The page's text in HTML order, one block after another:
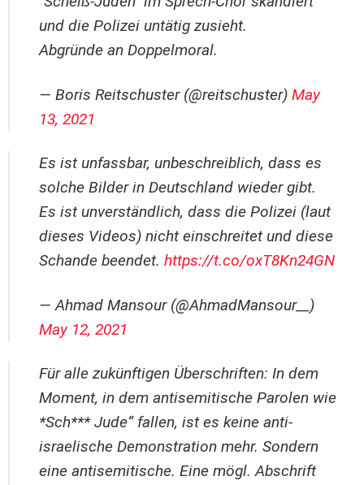
und die Polizei untätig zusieht.
Abgründe an Doppelmoral.
— Boris Reitschuster (@reitschuster) May
13, 2021
Es ist unfassbar, unbeschreiblich, dass es
solche Bilder in Deutschland wieder gibt.
Es ist unverständlich, dass die Polizei (laut
dieses Videos) nicht einschreitet und diese
Schande beendet. https://t.co/oxT8Kn24GN
— Ahmad Mansour (@AhmadMansour__)
May 12, 2021
Für alle zukünftigen Überschriften: In dem
Moment, in dem antisemitische Parolen wie
*Sch*** Jude“ fallen, ist es keine anti-
israelische Demonstration mehr. Sondern
eine antisemitische. Eine mögl. Abschrift